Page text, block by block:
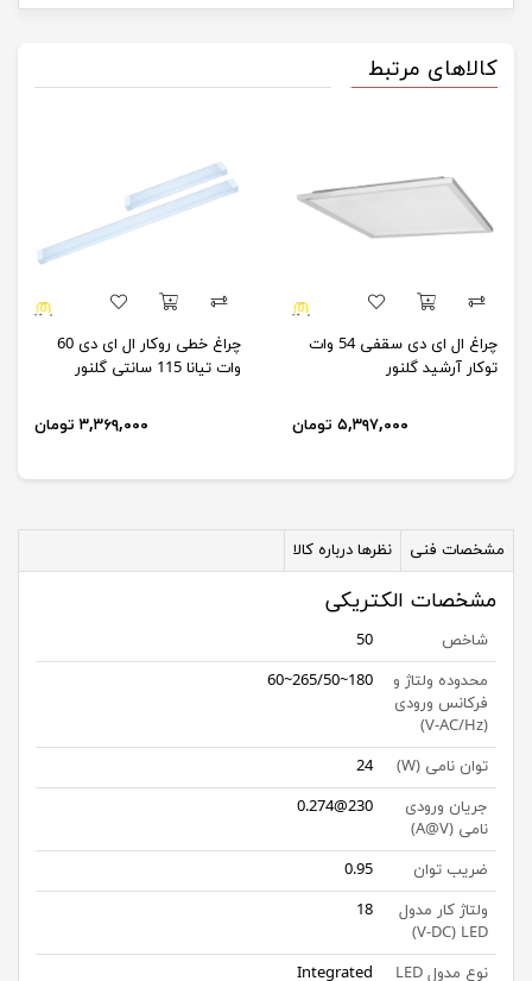
کالاهای مرتبط
چراغ ال ای دی سقفی 54 وات
توکار آرشید گلنور
۵,۳۹۷,۰۰۰ تومان
چراغ خطی روکار ال ای دی 60
وات تیانا 115 سانتی گلنور
۳,۳۶۹,۰۰۰ تومان
مشخصات فنی نظرها درباره کالا
مشخصات الکتریکی
شاخص
50
محدوده ولتاژ و
فرکانس ورودی
(V-AC/Hz)
180~265/50~60
توان نامی (W)
24
جریان ورودی
نامی (A@V)
230@0.274
ضریب توان
0.95
ولتاژ کار مدول
V-DC) LED)
18
نوع مدول LED Integrated